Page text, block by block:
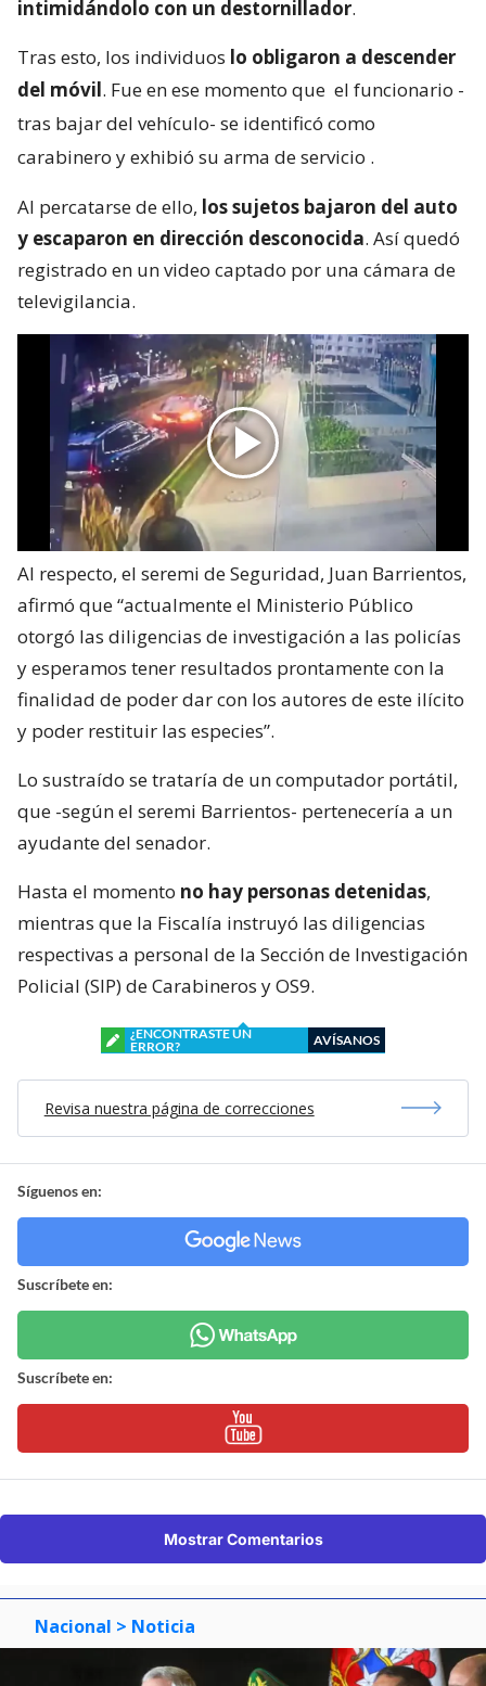
intimidándolo con un destornillador.
Tras esto, los individuos lo obligaron a descender
del móvil. Fue en ese momento que el funcionario -
tras bajar del vehículo- se identificó como
carabinero y exhibió su arma de servicio .
Al percatarse de ello, los sujetos bajaron del auto
y escaparon en dirección desconocida. Así quedó
registrado en un video captado por una cámara de
televigilancia.
Al respecto, el seremi de Seguridad, Juan Barrientos,
afirmó que “actualmente el Ministerio Público
otorgó las diligencias de investigación a las policías
y esperamos tener resultados prontamente con la
finalidad de poder dar con los autores de este ilícito
y poder restituir las especies”.
Lo sustraído se trataría de un computador portátil,
que -según el seremi Barrientos- pertenecería a un
ayudante del senador.
Hasta el momento no hay personas detenidas,
mientras que la Fiscalía instruyó las diligencias
respectivas a personal de la Sección de Investigación
Policial (SIP) de Carabineros y OS9.
¿ENCONTRASTE UN
ERROR?
AVÍSANOS
Revisa nuestra página de correcciones
Síguenos en:
Suscríbete en:
Suscríbete en:
Mostrar Comentarios
Nacional > Noticia